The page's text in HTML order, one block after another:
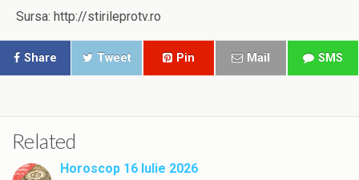
Sursa: http://stirileprotv.ro
Share Tweet Pin Mail SMS
Related
Horoscop 16 Iulie 2026